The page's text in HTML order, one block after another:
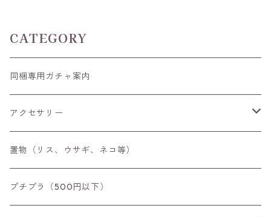
CATEGORY
同梱専用ガチャ案内
アクセサリー
空枠
リング
置物（リス、ウサギ、ネコ等）
プチプラ（500円以下）